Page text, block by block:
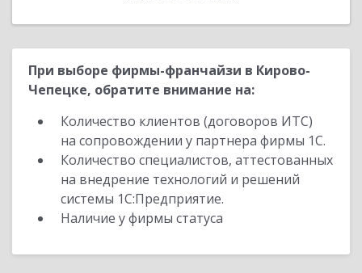
При выборе фирмы-франчайзи в Кирово-
Чепецке, обратите внимание на:
Количество клиентов (договоров ИТС)
на сопровождении у партнера фирмы 1С.
Количество специалистов, аттестованных
на внедрение технологий и решений
системы 1С:Предприятие.
Наличие у фирмы статуса